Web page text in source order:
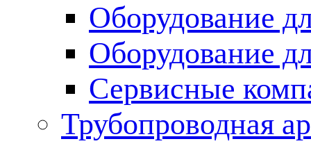
Оборудование
Оборудование
Сервисные
Трубопроводная